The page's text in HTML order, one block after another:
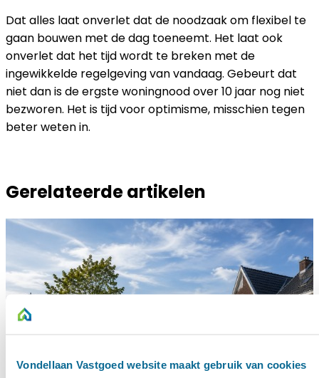
Vondellaan Vastgoed website maakt gebruik van cookies
Dat alles laat onverlet dat de noodzaak om flexibel te
gaan bouwen met de dag toeneemt. Het laat ook
onverlet dat het tijd wordt te breken met de
ingewikkelde regelgeving van vandaag. Gebeurt dat
niet dan is de ergste woningnood over 10 jaar nog niet
bezworen. Het is tijd voor optimisme, misschien tegen
beter weten in.
Gerelateerde artikelen